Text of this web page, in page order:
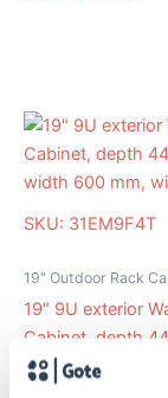
SKU: 31EM9F4T
19" Outdoor Rack
19″ 9U exterior
Cabinet, depth
width 600 mm,